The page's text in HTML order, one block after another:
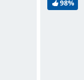
98%